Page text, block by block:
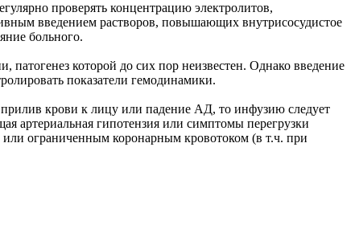
проверять концентрацию электролитов,
введением растворов, повышающих внутрисосудистое
больного.
которой до сих пор неизвестен. Однако введение
показатели гемодинамики.
крови к лицу или падение АД, то инфузию следует
артериальная гипотензия или симптомы перегрузки
или ограниченным коронарным кровотоком (в т.ч. при